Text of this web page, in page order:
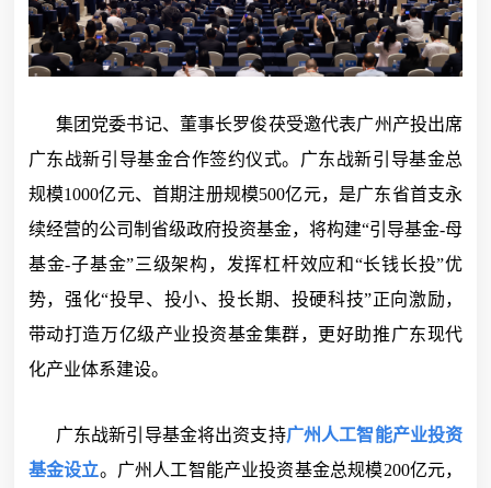
集团党委书记、董事长罗俊茯受邀代表广州产投出席
广东战新引导基金合作签约仪式。广东战新引导基金总
规模1000亿元、首期注册规模500亿元，是广东省首支永
续经营的公司制省级政府投资基金，将构建“引导基金-母
基金-子基金”三级架构，发挥杠杆效应和“长钱长投”优
势，强化“投早、投小、投长期、投硬科技”正向激励，
带动打造万亿级产业投资基金集群，更好助推广东现代
化产业体系建设。
广东战新引导基金将出资支持广州人工智能产业投资
基金设立。广州人工智能产业投资基金总规模200亿元，